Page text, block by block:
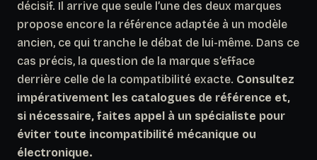
décisif. Il arrive que seule l’une des deux marques
propose encore la référence adaptée à un modèle
ancien, ce qui tranche le débat de lui-même. Dans ce
cas précis, la question de la marque s’efface
derrière celle de la compatibilité exacte. Consultez
impérativement les catalogues de référence et,
si nécessaire, faites appel à un spécialiste pour
éviter toute incompatibilité mécanique ou
électronique.